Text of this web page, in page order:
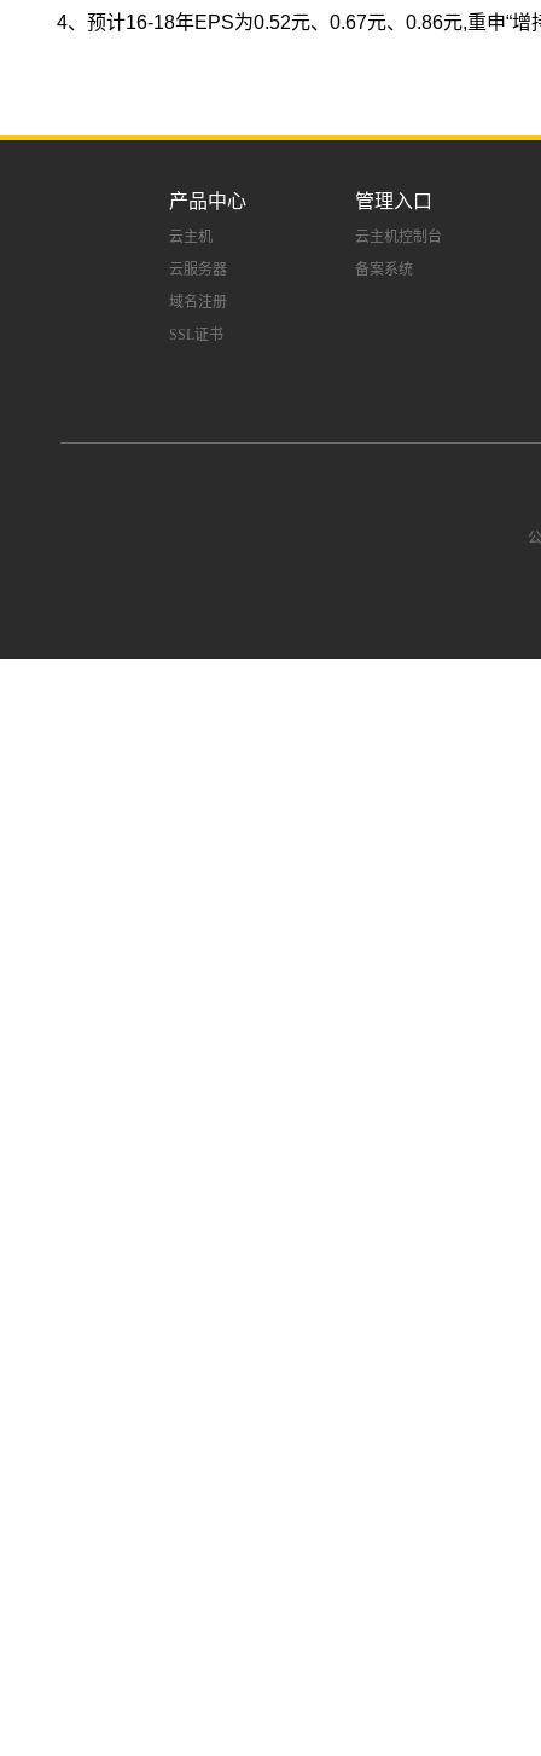
4、预计16-18年EPS为0.52元、0.67元、0.86元,重申“增
产品中心
云主机
云服务器
域名注册
SSL证书
管理入口
云主机控制台
备案系统